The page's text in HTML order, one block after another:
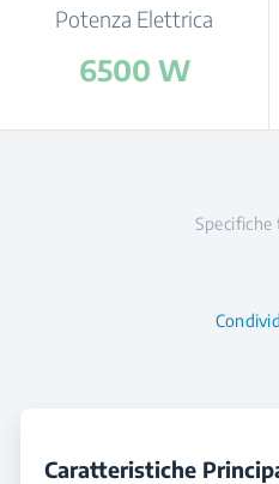
Potenza Elettrica
6500 W
Specifiche
Caratteristiche